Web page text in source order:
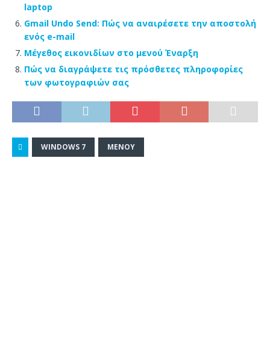
laptop
Gmail Undo Send: Πώς να αναιρέσετε την αποστολή
ενός e-mail
Μέγεθος εικονιδίων στο μενού Έναρξη
Πώς να διαγράψετε τις πρόσθετες πληροφορίες
των φωτογραφιών σας
WINDOWS 7 ΜΕΝΟΎ